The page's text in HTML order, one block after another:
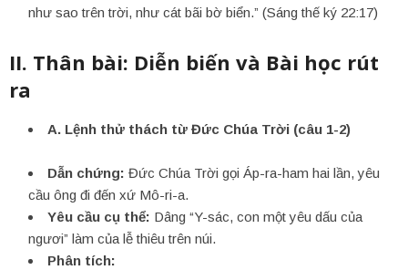
như sao trên trời, như cát bãi bờ biển.” (Sáng thế ký 22:17)
II. Thân bài: Diễn biến và Bài học rút
ra
A. Lệnh thử thách từ Đức Chúa Trời (câu 1-2)
Dẫn chứng: Đức Chúa Trời gọi Áp-ra-ham hai lần, yêu
cầu ông đi đến xứ Mô-ri-a.
Yêu cầu cụ thể: Dâng “Y-sác, con một yêu dấu của
ngươi” làm của lễ thiêu trên núi.
Phân tích: